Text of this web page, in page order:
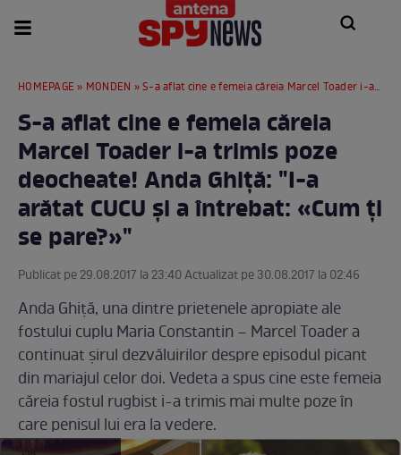
HOMEPAGE » MONDEN » S-a aflat cine e femeia căreia Marcel Toader i-a trimis poze deocheate! Anda Ghiţă: "I-a arătat CUCU şi a întrebat: «Cum ţi se pare?»"
S-a aflat cine e femeia căreia
Marcel Toader i-a trimis poze
deocheate! Anda Ghiţă: "I-a
arătat CUCU şi a întrebat: «Cum ţi
se pare?»"
Publicat pe 29.08.2017 la 23:40 Actualizat pe 30.08.2017 la 02:46
Anda Ghiţă, una dintre prietenele apropiate ale
fostului cuplu Maria Constantin – Marcel Toader a
continuat şirul dezvăluirilor despre episodul picant
din mariajul celor doi. Vedeta a spus cine este femeia
căreia fostul rugbist i-a trimis mai multe poze în
care penisul lui era la vedere.